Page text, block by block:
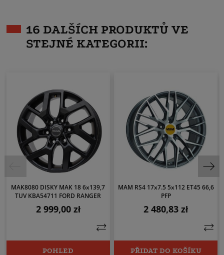
16 DALŠÍCH PRODUKTŮ VE
STEJNÉ KATEGORII:
MAK8080 DISKY MAK 18 6x139,7
TUV KBA54711 FORD RANGER
Cena
2 999,00 zł
POHLED
MAM RS4 17x7.5 5x112 ET45 66,6
PFP
Cena
2 480,83 zł
PŘIDAT DO KOŠÍKU